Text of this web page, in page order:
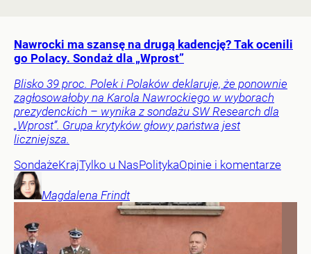
Nawrocki ma szansę na drugą kadencję? Tak ocenili
go Polacy. Sondaż dla „Wprost”
Blisko 39 proc. Polek i Polaków deklaruje, że ponownie
zagłosowałoby na Karola Nawrockiego w wyborach
prezydenckich – wynika z sondażu SW Research dla
„Wprost”. Grupa krytyków głowy państwa jest
liczniejsza.
SondażeKrajTylko u NasPolitykaOpinie i komentarze
Magdalena Frindt